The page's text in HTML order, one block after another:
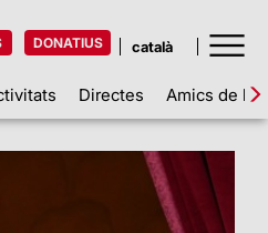
DONATIUS
Directes Amics de la